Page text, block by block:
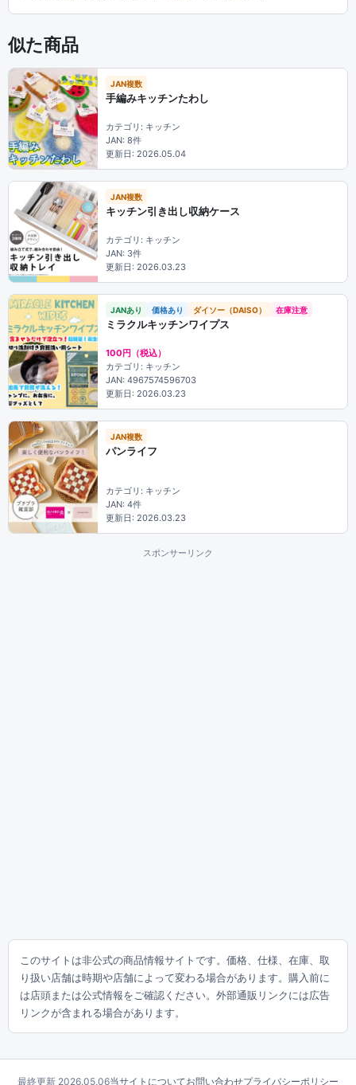
似た商品
JAN複数
手編みキッチンたわし
カテゴリ: キッチン
JAN: 8件
更新日: 2026.05.04
JAN複数
キッチン引き出し収納ケース
カテゴリ: キッチン
JAN: 3件
更新日: 2026.03.23
JANあり 価格あり ダイソー（DAISO） 在庫注意
ミラクルキッチンワイプス
100円（税込）
カテゴリ: キッチン
JAN: 4967574596703
更新日: 2026.03.23
JAN複数
パンライフ
カテゴリ: キッチン
JAN: 4件
更新日: 2026.03.23
スポンサーリンク
このサイトは非公式の商品情報サイトです。価格、仕様、在庫、取
り扱い店舗は時期や店舗によって変わる場合があります。購入前に
は店頭または公式情報をご確認ください。外部通販リンクには広告
リンクが含まれる場合があります。
最終更新 2026.05.06当サイトについてお問い合わせプライバシーポリシー